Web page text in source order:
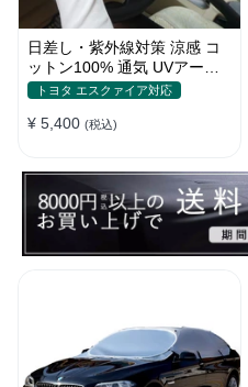
日差し・紫外線対策 涼感 コ
ットン100% 通気 UVアーム
カバー 美活計画
トヨタ エスクァイア対応
¥ 5,400 (税込)